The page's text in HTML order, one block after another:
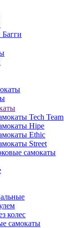
Tech Team
Hipe
Ethic
Street
самокаты
колес
самокаты